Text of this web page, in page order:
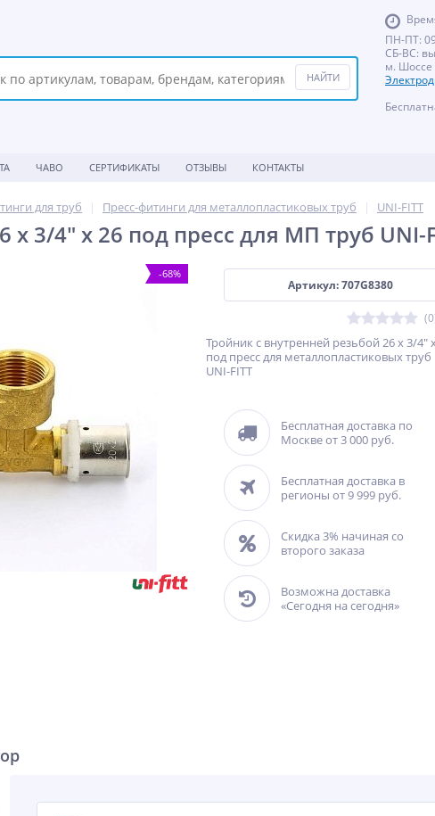
ПН-ПТ:
СБ-ВС:
м. Шоссе
ЧАВО СЕРТИФИКАТЫ ОТЗЫВЫ КОНТАКТЫ
для труб Пресс-фитинги для металлопластиковых труб UNI-FITT
x 3/4" x 26 под пресс для МП труб UNI-
-68%
Артикул: 707G8380
Тройник с внутренней резьбой 26 x 3/4"
под пресс для металлопластиковых труб
UNI-FITT
Бесплатная доставка по
Москве от 3 000 руб.
Бесплатная доставка в
регионы от 9 999 руб.
Скидка 3% начиная со
второго заказа
Возможна доставка
«Сегодня на сегодня»